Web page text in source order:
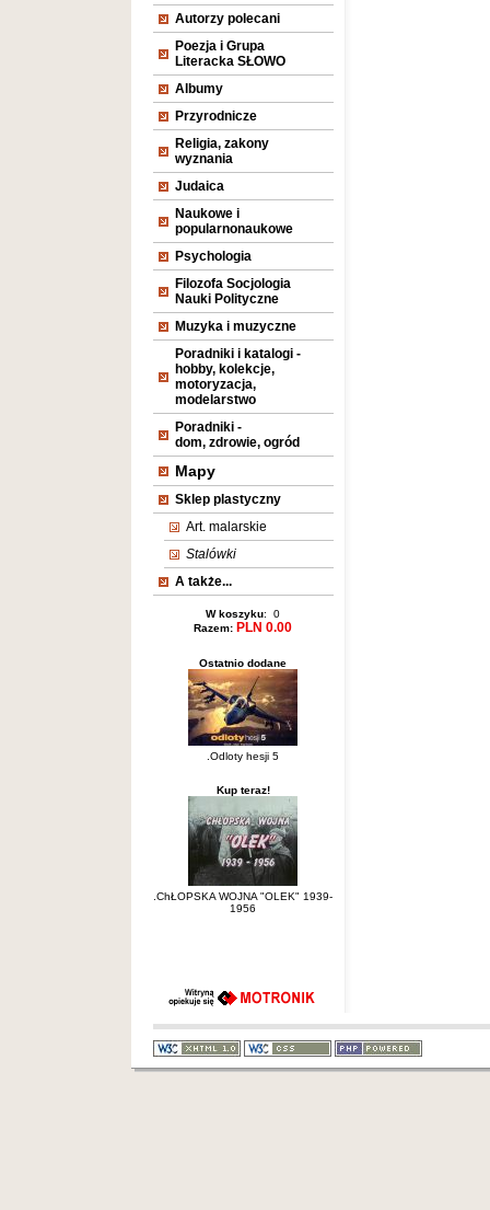
Autorzy polecani
Poezja i Grupa
Literacka SŁOWO
Albumy
Przyrodnicze
Religia, zakony
wyznania
Judaica
Naukowe i
popularnonaukowe
Psychologia
Filozofa Socjologia
Nauki Polityczne
Muzyka i muzyczne
Poradniki i katalogi -
hobby, kolekcje,
motoryzacja,
modelarstwo
Poradniki -
dom, zdrowie, ogród
Mapy
Sklep plastyczny
Art. malarskie
Stalówki
A także...
W koszyku: 0
Razem: PLN 0.00
Ostatnio dodane
.Odloty hesji 5
Kup teraz!
.ChŁOPSKA WOJNA "OLEK" 1939-
1956